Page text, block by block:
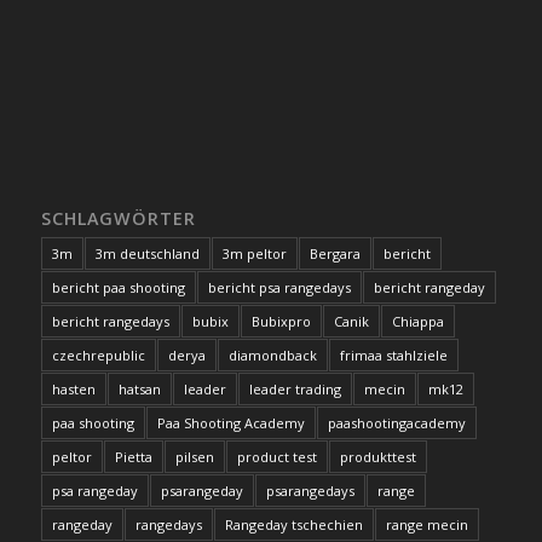
SCHLAGWÖRTER
3m 3m deutschland 3m peltor Bergara
bericht
bericht paa shooting
bericht psa rangedays
bericht rangeday
bericht rangedays
bubix Bubixpro Canik
Chiappa
czechrepublic
derya diamondback
frimaa stahlziele
hasten
hatsan leader leader trading mecin
mk12
paa shooting
Paa Shooting Academy
paashootingacademy
peltor
Pietta pilsen product test
produkttest
psa rangeday
psarangeday psarangedays
range
rangeday
rangedays Rangeday tschechien range mecin